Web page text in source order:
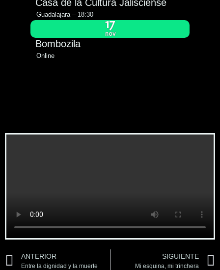
Casa de la Cultura Jalisciense
Guadalajara – 18:30
17
nov
Bombozila
Online
ANTERIOR
Entre la dignidad y la muerte
SIGUIENTE
Mi esquina, mi trinchera